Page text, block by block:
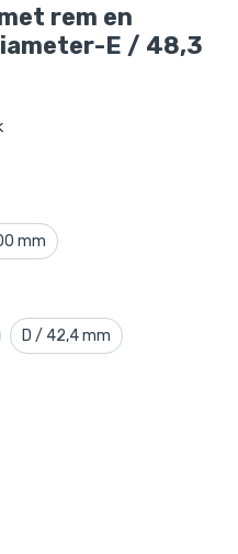
rem en
E / 48,3
mm
D / 42,4 mm
rem en expander
mmis toegevoegd